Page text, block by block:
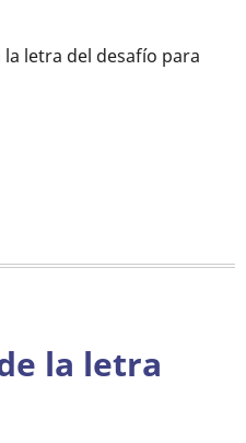
letra del desafío para
la letra